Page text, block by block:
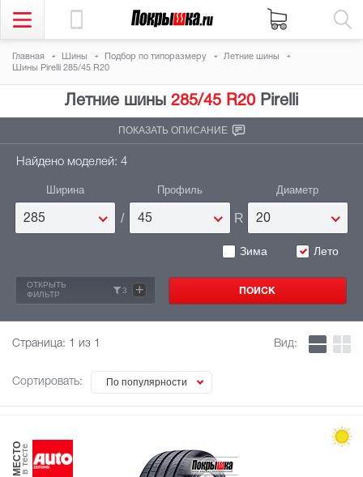
Главная Шины Подбор по типоразмеру
Летние шины
Шины Pirelli 285/45 R20
Летние шины 285/45 R20 Pirelli
ПОКАЗАТЬ ОПИСАНИЕ
Найдено моделей: 4
Ширина
285 /
Профиль
45 R
Диаметр
20
Зима Лето
ОТКРЫТЬ
ФИЛЬТР
3 +
Страница: 1 из 1
Сортировать: По популярности
Вид:
МЕСТОв тесте